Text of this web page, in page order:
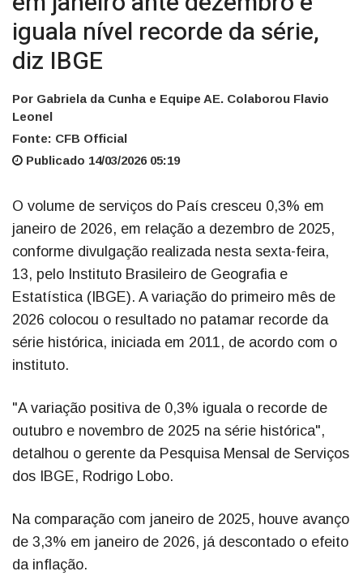
iguala nível recorde da série,
diz IBGE
Por Gabriela da Cunha e Equipe AE. Colaborou Flavio
Leonel
Fonte: CFB Official
Publicado 14/03/2026 05:19
O volume de serviços do País cresceu 0,3% em
janeiro de 2026, em relação a dezembro de 2025,
conforme divulgação realizada nesta sexta-feira,
13, pelo Instituto Brasileiro de Geografia e
Estatística (IBGE). A variação do primeiro mês de
2026 colocou o resultado no patamar recorde da
série histórica, iniciada em 2011, de acordo com o
instituto.
"A variação positiva de 0,3% iguala o recorde de
outubro e novembro de 2025 na série histórica",
detalhou o gerente da Pesquisa Mensal de Serviços
dos IBGE, Rodrigo Lobo.
Na comparação com janeiro de 2025, houve avanço
de 3,3% em janeiro de 2026, já descontado o efeito
da inflação.